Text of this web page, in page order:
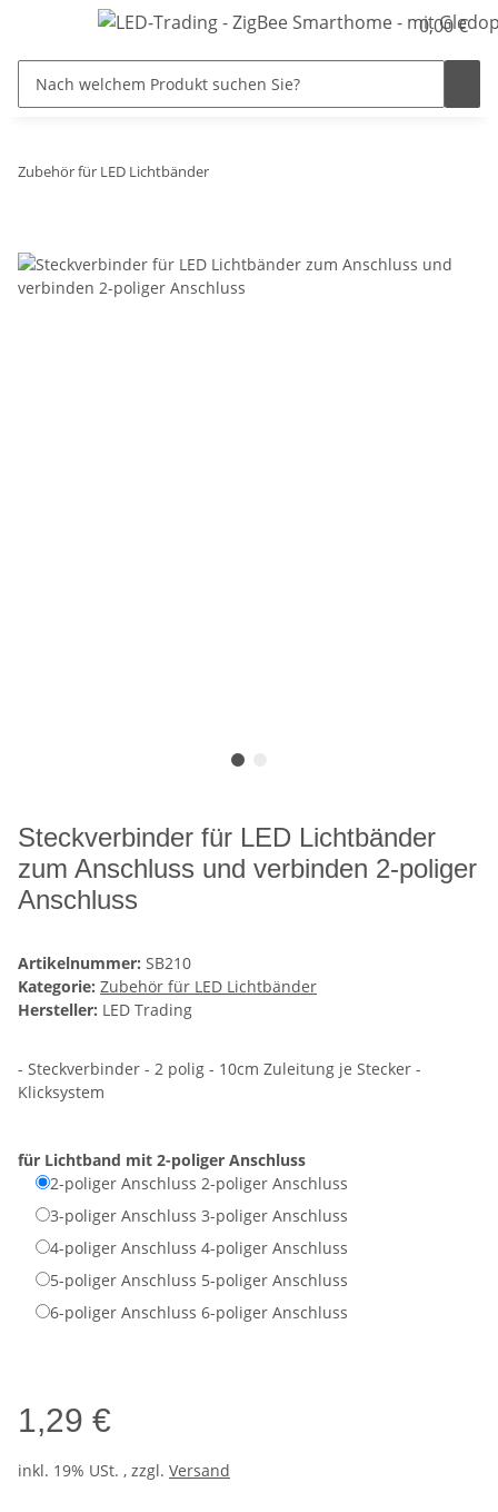
0,00 €
Zubehör für LED Lichtbänder
Steckverbinder für LED Lichtbänder
zum Anschluss und verbinden 2-poliger
Anschluss
Artikelnummer: SB210
Kategorie: Zubehör für LED Lichtbänder
Hersteller: LED Trading
- Steckverbinder - 2 polig - 10cm Zuleitung je Stecker -
Klicksystem
für Lichtband mit 2-poliger Anschluss
2-poliger Anschluss 2-poliger Anschluss
3-poliger Anschluss 3-poliger Anschluss
4-poliger Anschluss 4-poliger Anschluss
5-poliger Anschluss 5-poliger Anschluss
6-poliger Anschluss 6-poliger Anschluss
1,29 €
inkl. 19% USt. , zzgl. Versand